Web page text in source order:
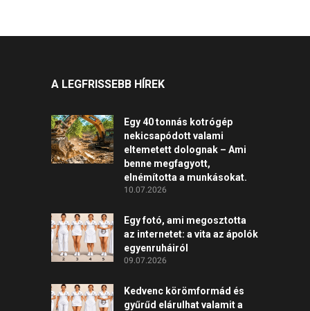
A LEGFRISSEBB HÍREK
Egy 40 tonnás kotrógép
nekicsapódott valami
eltemetett dolognak – Ami
benne megfagyott,
elnémította a munkásokat.
10.07.2026
Egy fotó, ami megosztotta
az internetet: a vita az ápolók
egyenruháiról
09.07.2026
Kedvenc körömformád és
gyűrűd elárulhat valamit a